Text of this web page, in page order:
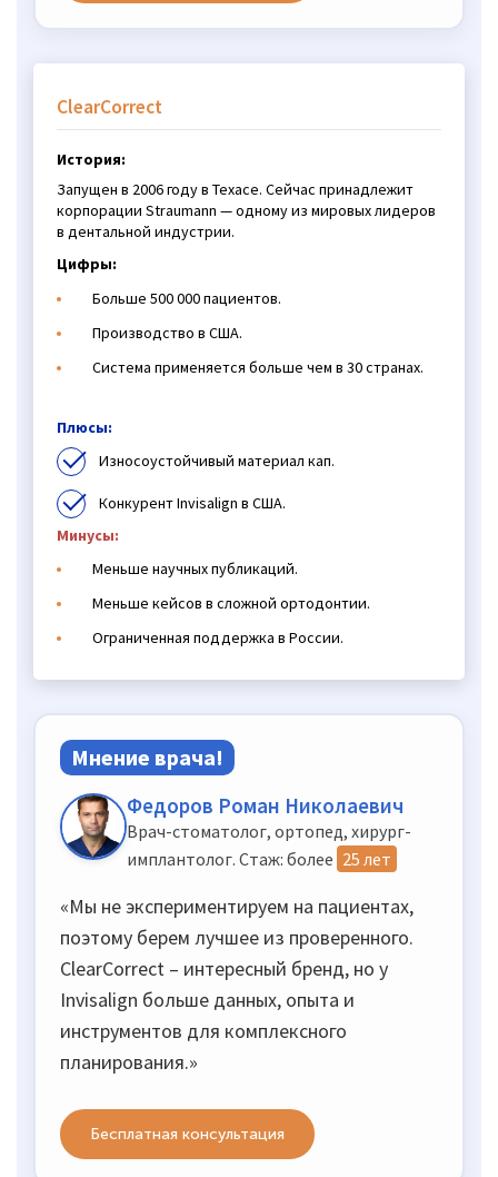
ClearCorrect
История:
Запущен в 2006 году в Техасе. Сейчас принадлежит
корпорации Straumann — одному из мировых лидеров
в дентальной индустрии.
Цифры:
Больше 500 000 пациентов.
Производство в США.
Система применяется больше чем в 30 странах.
Плюсы:
Износоустойчивый материал кап.
Конкурент Invisalign в США.
Минусы:
Меньше научных публикаций.
Меньше кейсов в сложной ортодонтии.
Ограниченная поддержка в России.
Мнение врача!
Федоров Роман Николаевич
Врач-стоматолог, ортопед, хирург-
имплантолог. Стаж: более 25 лет
«Мы не экспериментируем на пациентах,
поэтому берем лучшее из проверенного.
ClearCorrect – интересный бренд, но у
Invisalign больше данных, опыта и
инструментов для комплексного
планирования.»
Бесплатная консультация